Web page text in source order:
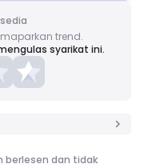
trend.
syarikat ini.
berlesen dan tidak